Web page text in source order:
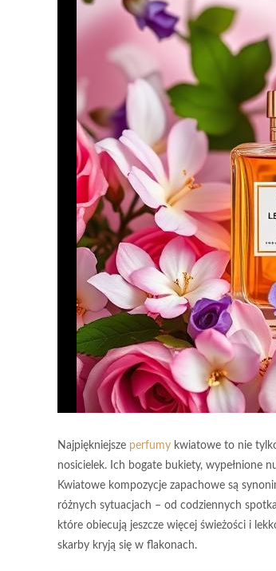
Najpiękniejsze perfumy kwiatowe to nie
nosicielek. Ich bogate bukiety, wypełnione
Kwiatowe kompozycje zapachowe są
różnych sytuacjach – od codziennych
które obiecują jeszcze więcej świeżości i
skarby kryją się w flakonach.